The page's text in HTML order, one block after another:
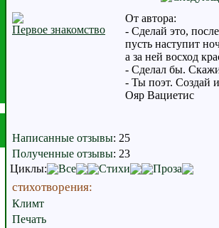
Первое знакомство
От автора:
- Сделай это,
пусть наступит
а за ней восход
- Сделал бы.
- Ты поэт. Создай
Ояр Вациетис
Написанные отзывы: 25
Полученные отзывы: 23
Циклы:
Все Стихи Проза
стихотворения:
Климт
Печать